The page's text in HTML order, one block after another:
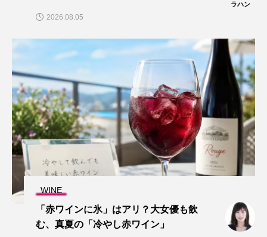
ラハン
2026.08.05
WINE
「赤ワインに氷」はアリ？大女優も飲
む、真夏の「冷やし赤ワイン」